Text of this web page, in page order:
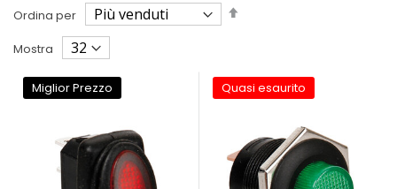
Ordina per
Imposta
Mostra
Miglior Prezzo Quasi esaurito